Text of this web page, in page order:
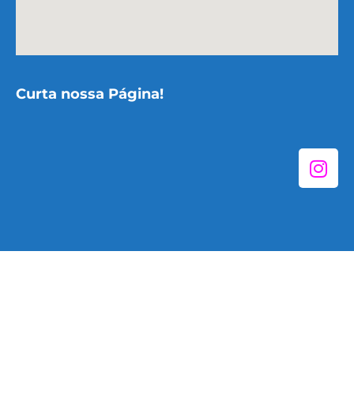
Curta nossa Página!